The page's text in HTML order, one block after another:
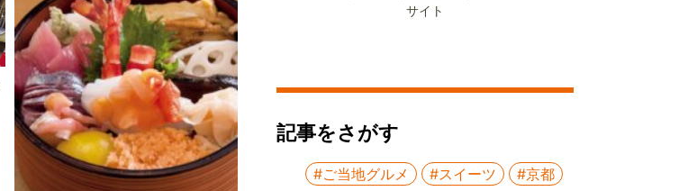
サイト
記事をさがす
#ご当地グルメ #スイーツ
#京都